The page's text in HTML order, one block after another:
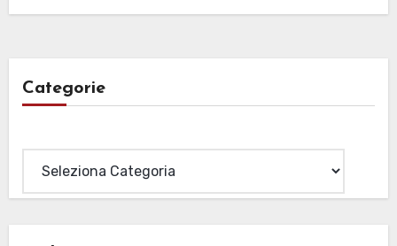
Categorie